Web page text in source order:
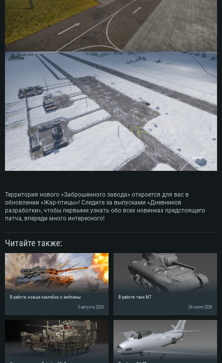
Территория нового «Заброшенного завода» откроется для вас в
обновлении «Жар-птицы»! Следите за выпусками «Дневников
разработки», чтобы первыми узнать обо всех новинках предстоящего
патча, впереди много интересного!
Читайте также:
В работе: новые наклейки и эмблемы
3 августа 2026
В работе: танк M7
24 июля 2026